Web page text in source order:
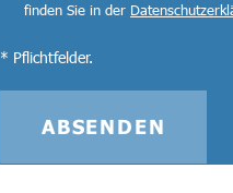
finden Sie in der
* Pflichtfelder.
ABSENDEN